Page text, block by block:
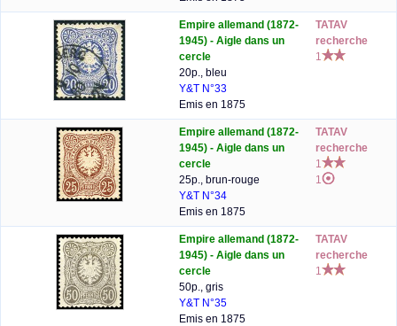
Empire allemand (1872-
1945) - Aigle dans un
cercle
20p., bleu
Y&T N°33
Emis en 1875
TATAV
recherche
1
Empire allemand (1872-
1945) - Aigle dans un
cercle
25p., brun-rouge
Y&T N°34
Emis en 1875
TATAV
recherche
1
1
Empire allemand (1872-
1945) - Aigle dans un
cercle
50p., gris
Y&T N°35
Emis en 1875
TATAV
recherche
1